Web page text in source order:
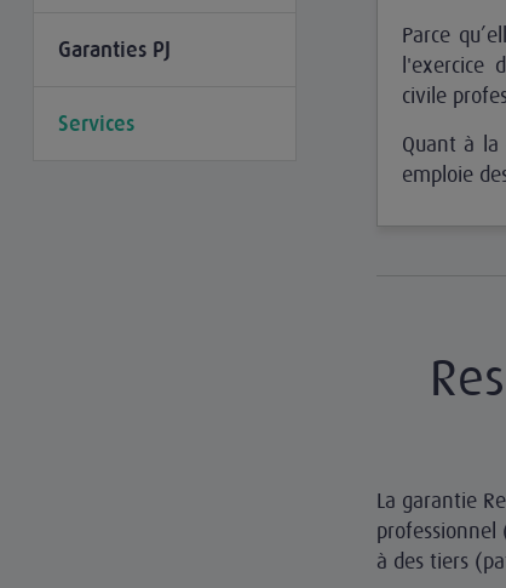
Garanties PJ
Services
Parce
l'exercice
civile
Quant à
emploie
La garantie
professionnel
à des tiers